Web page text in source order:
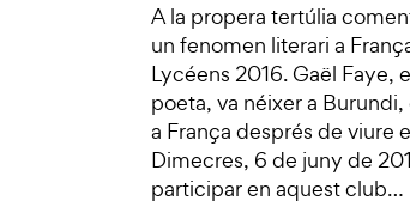
A la propera tertúlia
un fenomen literari a
Lycéens 2016. Gaël Faye,
poeta, va néixer a
a França després de viure
Dimecres, 6 de juny de
participar en aquest club…